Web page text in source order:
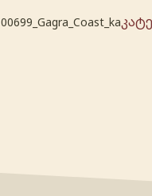
00699_Gagra_Coast_ka